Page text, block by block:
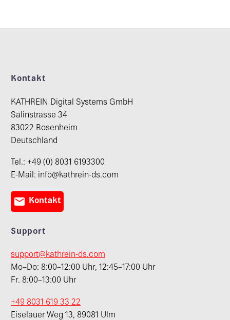
Kontakt
KATHREIN Digital Systems GmbH
Salinstrasse 34
83022 Rosenheim
Deutschland
Tel.: +49 (0) 8031 6193300
E-Mail: info@kathrein-ds.com
 Kontakt
Support
support@kathrein-ds.com
Mo–Do: 8:00–12:00 Uhr, 12:45–17:00 Uhr
Fr. 8:00–13:00 Uhr
+49 8031 619 33 22
Eiselauer Weg 13, 89081 Ulm